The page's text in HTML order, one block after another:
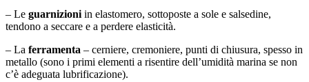
– Le guarnizioni in elastomero, sottoposte a sole e salsedine,
tendono a seccare e a perdere elasticità.
– La ferramenta – cerniere, cremoniere, punti di chiusura, spesso in
metallo (sono i primi elementi a risentire dell’umidità marina se non
c’è adeguata lubrificazione).